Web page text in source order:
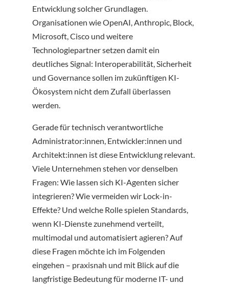
Entwicklung solcher Grundlagen.
Organisationen wie OpenAI, Anthropic, Block,
Microsoft, Cisco und weitere
Technologiepartner setzen damit ein
deutliches Signal: Interoperabilität, Sicherheit
und Governance sollen im zukünftigen KI-
Ökosystem nicht dem Zufall überlassen
werden.
Gerade für technisch verantwortliche
Administrator:innen, Entwickler:innen und
Architekt:innen ist diese Entwicklung relevant.
Viele Unternehmen stehen vor denselben
Fragen: Wie lassen sich KI-Agenten sicher
integrieren? Wie vermeiden wir Lock-in-
Effekte? Und welche Rolle spielen Standards,
wenn KI-Dienste zunehmend verteilt,
multimodal und automatisiert agieren? Auf
diese Fragen möchte ich im Folgenden
eingehen – praxisnah und mit Blick auf die
langfristige Bedeutung für moderne IT- und